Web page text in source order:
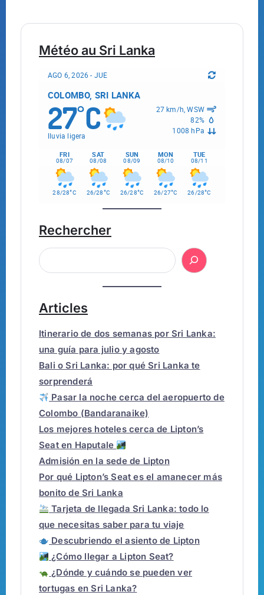
Météo au Sri Lanka
AGO 6, 2026 - JUE
COLOMBO, SRI LANKA
27°C
lluvia ligera
27 km/h, WSW
82%
1008 hPa
FRI
08/07
SAT
08/08
SUN
08/09
MON
08/10
TUE
08/11
28/28°C 26/28°C 26/28°C 26/27°C 26/28°C
Rechercher
Articles
Itinerario de dos semanas por Sri Lanka:
una guía para julio y agosto
Bali o Sri Lanka: por qué Sri Lanka te
sorprenderá
Pasar la noche cerca del aeropuerto de
Colombo (Bandaranaike)
Los mejores hoteles cerca de Lipton’s
Seat en Haputale
Admisión en la sede de Lipton
Por qué Lipton’s Seat es el amanecer más
bonito de Sri Lanka
Tarjeta de llegada Sri Lanka: todo lo
que necesitas saber para tu viaje
Descubriendo el asiento de Lipton
¿Cómo llegar a Lipton Seat?
¿Dónde y cuándo se pueden ver
tortugas en Sri Lanka?